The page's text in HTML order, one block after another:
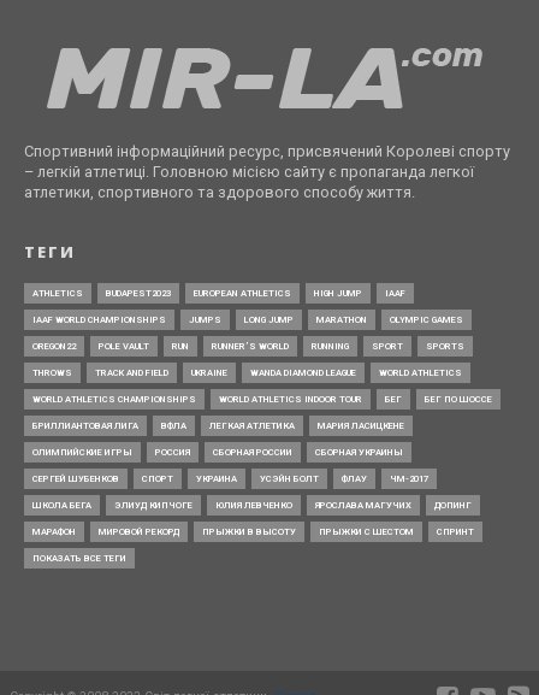
Спортивний інформаційний ресурс, присвячений Королеві спорту
– легкій атлетиці. Головною місією сайту є пропаганда легкої
атлетики, спортивного та здорового способу життя.
ТЕГИ
ATHLETICS BUDAPEST2023 EUROPEAN ATHLETICS HIGH JUMP IAAF
IAAF WORLD CHAMPIONSHIPS JUMPS LONG JUMP MARATHON OLYMPIC GAMES
OREGON22 POLE VAULT RUN RUNNER’S WORLD RUNNING SPORT SPORTS
THROWS TRACK AND FIELD UKRAINE WANDA DIAMOND LEAGUE WORLD ATHLETICS
WORLD ATHLETICS CHAMPIONSHIPS WORLD ATHLETICS INDOOR TOUR БЕГ БЕГ ПО ШОССЕ
БРИЛЛИАНТОВАЯ ЛИГА ВФЛА ЛЕГКАЯ АТЛЕТИКА МАРИЯ ЛАСИЦКЕНЕ
ОЛИМПИЙСКИЕ ИГРЫ РОССИЯ СБОРНАЯ РОССИИ СБОРНАЯ УКРАИНЫ
СЕРГЕЙ ШУБЕНКОВ СПОРТ УКРАИНА УСЭЙН БОЛТ ФЛАУ ЧМ-2017
ШКОЛА БЕГА ЭЛИУД КИПЧОГЕ ЮЛИЯ ЛЕВЧЕНКО ЯРОСЛАВА МАГУЧИХ ДОПИНГ
МАРАФОН МИРОВОЙ РЕКОРД ПРЫЖКИ В ВЫСОТУ ПРЫЖКИ С ШЕСТОМ СПРИНТ
ПОКАЗАТЬ ВСЕ ТЕГИ